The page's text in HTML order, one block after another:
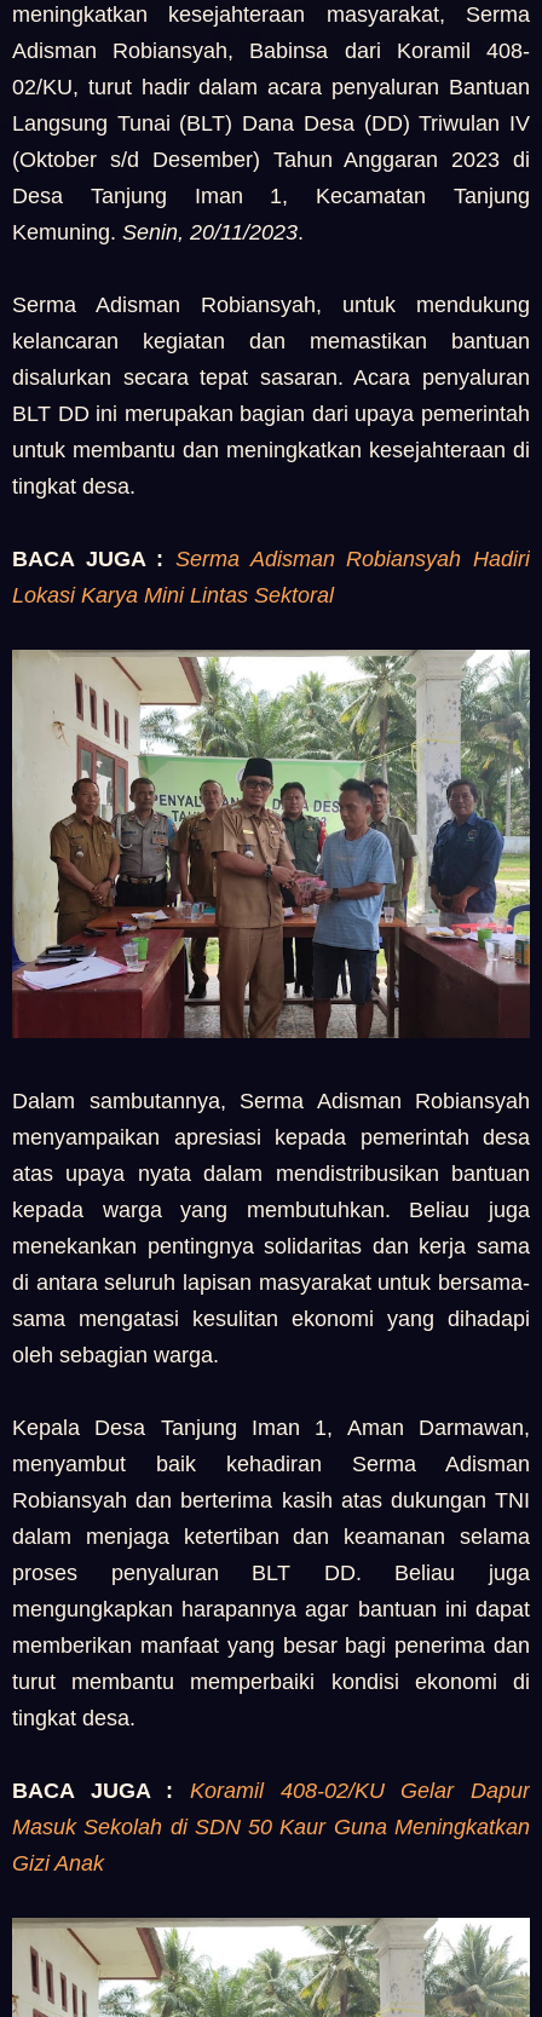
meningkatkan kesejahteraan masyarakat, Serma
Adisman Robiansyah, Babinsa dari Koramil 408-
02/KU, turut hadir dalam acara penyaluran Bantuan
Langsung Tunai (BLT) Dana Desa (DD) Triwulan IV
(Oktober s/d Desember) Tahun Anggaran 2023 di
Desa Tanjung Iman 1, Kecamatan Tanjung
Kemuning. Senin, 20/11/2023.
Serma Adisman Robiansyah, untuk mendukung
kelancaran kegiatan dan memastikan bantuan
disalurkan secara tepat sasaran. Acara penyaluran
BLT DD ini merupakan bagian dari upaya pemerintah
untuk membantu dan meningkatkan kesejahteraan di
tingkat desa.
BACA JUGA : Serma Adisman Robiansyah Hadiri
Lokasi Karya Mini Lintas Sektoral
Dalam sambutannya, Serma Adisman Robiansyah
menyampaikan apresiasi kepada pemerintah desa
atas upaya nyata dalam mendistribusikan bantuan
kepada warga yang membutuhkan. Beliau juga
menekankan pentingnya solidaritas dan kerja sama
di antara seluruh lapisan masyarakat untuk bersama-
sama mengatasi kesulitan ekonomi yang dihadapi
oleh sebagian warga.
Kepala Desa Tanjung Iman 1, Aman Darmawan,
menyambut baik kehadiran Serma Adisman
Robiansyah dan berterima kasih atas dukungan TNI
dalam menjaga ketertiban dan keamanan selama
proses penyaluran BLT DD. Beliau juga
mengungkapkan harapannya agar bantuan ini dapat
memberikan manfaat yang besar bagi penerima dan
turut membantu memperbaiki kondisi ekonomi di
tingkat desa.
BACA JUGA :
Koramil 408-02/KU Gelar Dapur
Masuk Sekolah di SDN 50 Kaur Guna Meningkatkan
Gizi Anak